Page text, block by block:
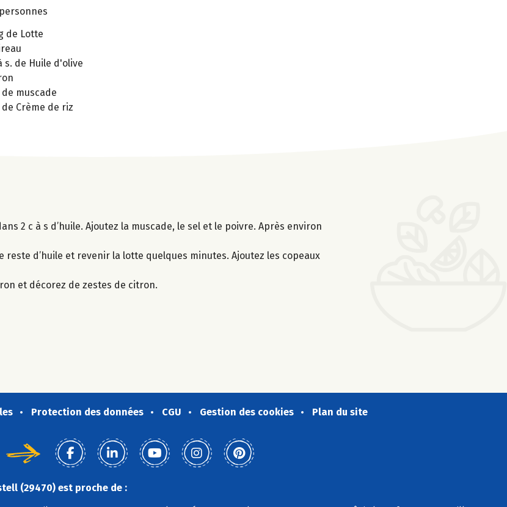
de Lotte
s. de Huile d'olive
de muscade
de Crème de riz
2 c à s d’huile. Ajoutez la muscade, le sel et le poivre. Après environ
d’huile et revenir la lotte quelques minutes. Ajoutez les copeaux
et décorez de zestes de citron.
Protection des données CGU Gestion des cookies Plan du site
(29470) est proche de :